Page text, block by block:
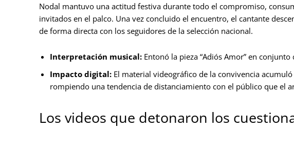
Nodal mantuvo una actitud festiva durante todo el compromiso,
invitados en el palco. Una vez concluido el encuentro, el cantante
de forma directa con los seguidores de la selección nacional.
Interpretación musical: Entonó la pieza “Adiós Amor” en
Impacto digital: El material videográfico de la convivencia
rompiendo una tendencia de distanciamiento con el público que el
Los videos que detonaron los